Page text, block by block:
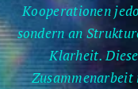
Kooperationen
sondern an
Klarheit.